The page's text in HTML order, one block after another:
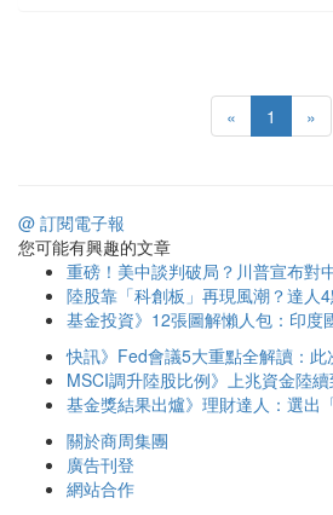
« 1 »
@ 訂閱電子報
您可能有興趣的文章
重磅！美中談判破局？川普宣布對
陸股靠「科創板」再現風潮？達人4
基金投資》12張圖解懶人包：印度
快訊》Fed會議5大重點全解讀：此
MSCI調升陸股比例》上兆資金陸續
基金獎結果出爐》理財達人：選出
關於商周集團
廣告刊登
網站合作